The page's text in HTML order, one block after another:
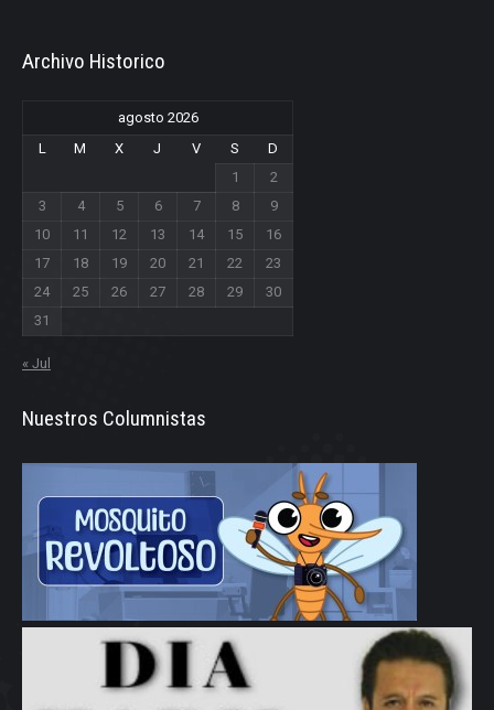
Archivo Historico
agosto 2026
L
M X J V S
D
1
2
3
4 5 6 7 8
9
10
11 12 13 14 15
16
17
18 19 20 21 22
23
24
25 26 27 28 29
30
31
« Jul
Nuestros Columnistas